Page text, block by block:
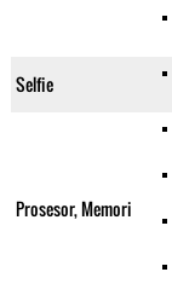
Selfie
Prosesor, Memori